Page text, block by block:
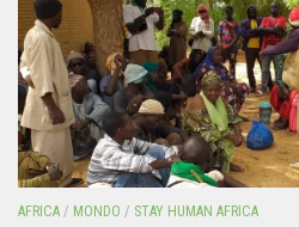
AFRICA / MONDO / STAY HUMAN AFRICA